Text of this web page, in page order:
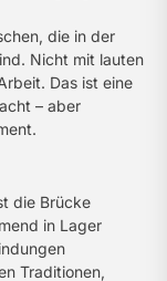
die in der
Nicht mit lauten
Das ist eine
– aber
die Brücke
in Lager
Traditionen,